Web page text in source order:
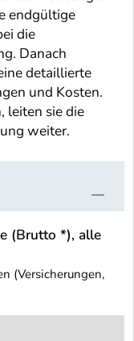
endgültige
die
Danach
detaillierte
und Kosten.
leiten sie die
weiter.
(Brutto *), alle
(Versicherungen,